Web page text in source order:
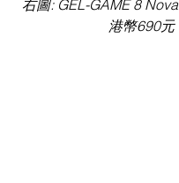
港幣690元